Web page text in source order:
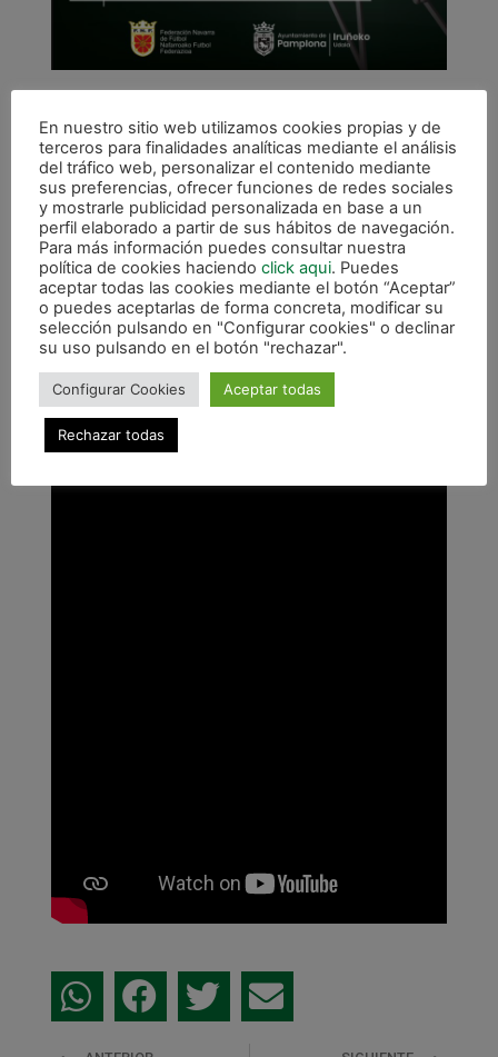
hacen posible esta iniciativa. El partido que vamos
a jugar el sábado es un lujo para el fútbol sala
navarro. También me gustaría destacar el esfuerzo
que se está haciendo con el fútbol sala femenino»,
afirmó el presidente de Osasuna Magna. Por su
parte, el capitán del primer equipo dijo: «Quiero dar
la enhorabuena por cómo se ha estructurado este
año la competición. Las hemos pasado ´canutas´
para llegar hasta la final. Espero un partido
atractivo y que sea una fiesta del fútbol sala
navarro».
En nuestro sitio web utilizamos cookies propias y de
terceros para finalidades analíticas mediante el análisis
del tráfico web, personalizar el contenido mediante
sus preferencias, ofrecer funciones de redes sociales
y mostrarle publicidad personalizada en base a un
perfil elaborado a partir de sus hábitos de navegación.
Para más información puedes consultar nuestra
política de cookies haciendo click aqui. Puedes
aceptar todas las cookies mediante el botón “Aceptar”
o puedes aceptarlas de forma concreta, modificar su
selección pulsando en "Configurar cookies" o declinar
su uso pulsando en el botón "rechazar".
Configurar Cookies Aceptar todas
Rechazar todas